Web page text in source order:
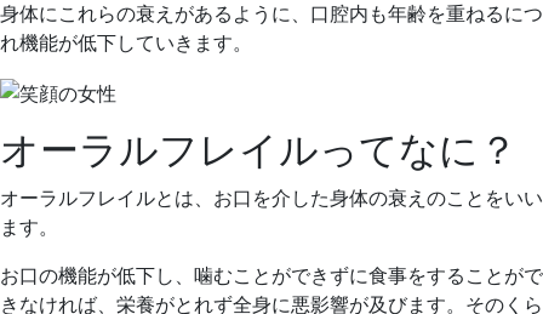
身体にこれらの衰えがあるように、口腔内も年齢を重ねるにつ
れ機能が低下していきます。
オーラルフレイルってなに？
オーラルフレイルとは、お口を介した身体の衰えのことをいい
ます。
お口の機能が低下し、噛むことができずに食事をすることがで
きなければ、栄養がとれず全身に悪影響が及びます。そのくら